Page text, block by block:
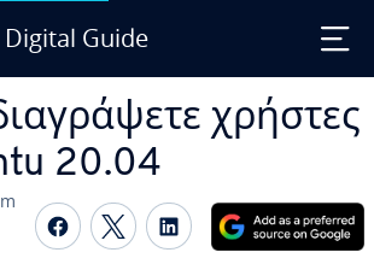
Digital Guide
χρήστες
20.04
Share on Facebook
Share on Twitter
Share on